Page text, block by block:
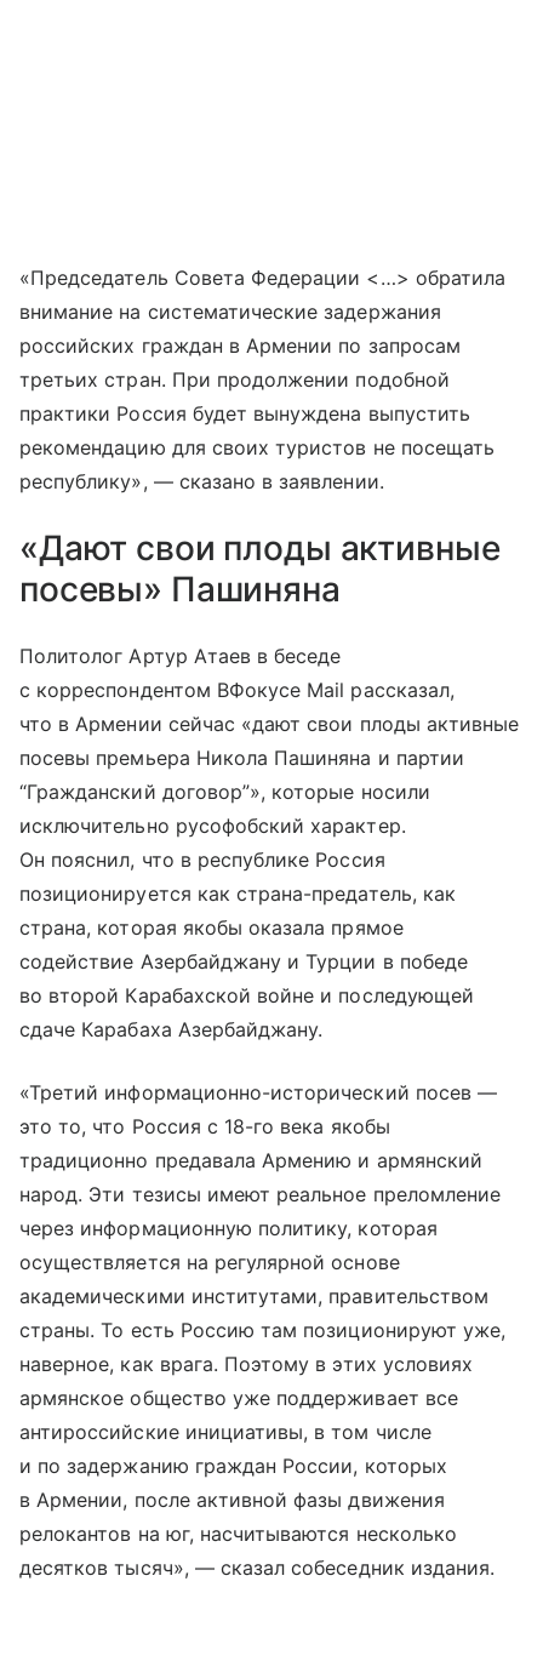
«Председатель Совета Федерации <…> обратила
внимание на систематические задержания
российских граждан в Армении по запросам
третьих стран. При продолжении подобной
практики Россия будет вынуждена выпустить
рекомендацию для своих туристов не посещать
республику», — сказано в заявлении.
«Дают свои плоды активные
посевы» Пашиняна
Политолог Артур Атаев в беседе
с корреспондентом ВФокусе Mail рассказал,
что в Армении сейчас «дают свои плоды активные
посевы премьера Никола Пашиняна и партии
“Гражданский договор”», которые носили
исключительно русофобский характер.
Он пояснил, что в республике Россия
позиционируется как страна-предатель, как
страна, которая якобы оказала прямое
содействие Азербайджану и Турции в победе
во второй Карабахской войне и последующей
сдаче Карабаха Азербайджану.
«Третий информационно-исторический посев —
это то, что Россия с 18-го века якобы
традиционно предавала Армению и армянский
народ. Эти тезисы имеют реальное преломление
через информационную политику, которая
осуществляется на регулярной основе
академическими институтами, правительством
страны. То есть Россию там позиционируют уже,
наверное, как врага. Поэтому в этих условиях
армянское общество уже поддерживает все
антироссийские инициативы, в том числе
и по задержанию граждан России, которых
в Армении, после активной фазы движения
релокантов на юг, насчитываются несколько
десятков тысяч», — сказал собеседник издания.